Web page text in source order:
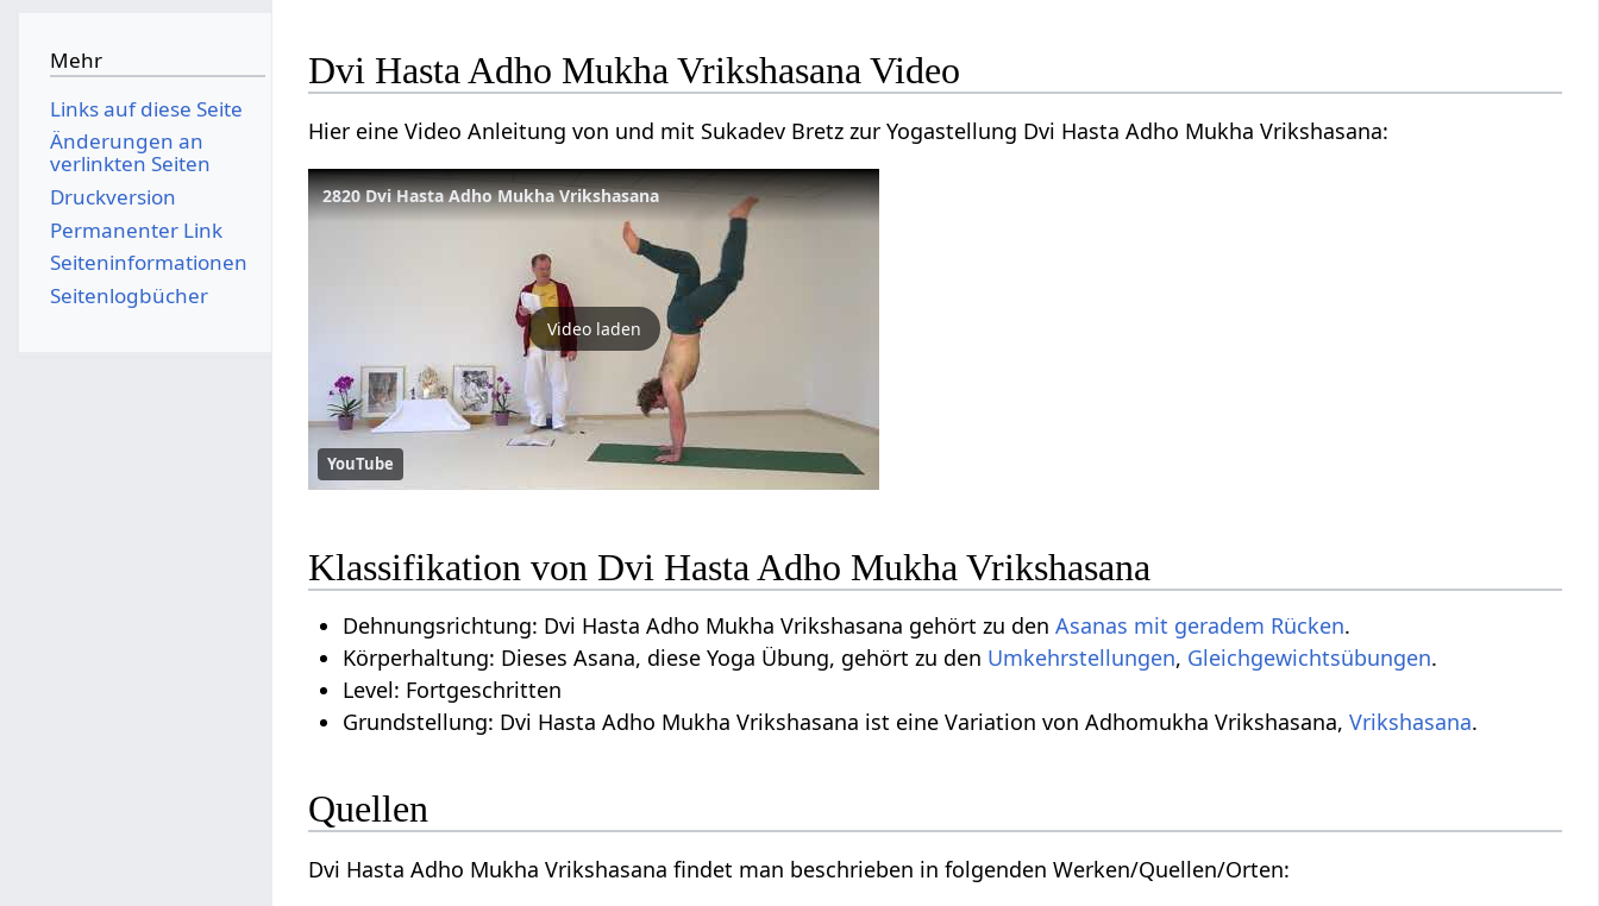
Dvi Hasta Adho Mukha Vrikshasana Video
Hier eine Video Anleitung von und mit Sukadev Bretz zur Yogastellung Dvi Hasta Adho Mukha Vrikshasana:
2820 Dvi Hasta Adho Mukha Vrikshasana
Video laden
YouTube
Klassifikation von Dvi Hasta Adho Mukha Vrikshasana
Dehnungsrichtung: Dvi Hasta Adho Mukha Vrikshasana gehört zu denAsanas mit geradem Rücken.
Körperhaltung: Dieses Asana, diese Yoga Übung, gehört zu den Umkehrstellungen, Gleichgewichtsübungen.
Level: Fortgeschritten
Grundstellung: Dvi Hasta Adho Mukha Vrikshasana ist eine Variation von Adhomukha Vrikshasana,Vrikshasana.
Quellen
Dvi Hasta Adho Mukha Vrikshasana findet man beschrieben in folgenden Werken/Quellen/Orten:
Mehr
Links auf diese Seite
Änderungen an
verlinkten Seiten
Druckversion
Permanenter Link
Seiten­­informationen
Seitenlogbücher